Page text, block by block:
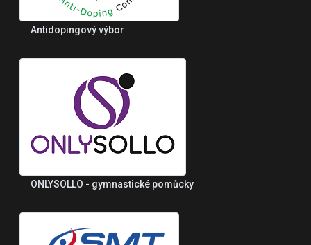
Antidopingový výbor
ONLYSOLLO - gymnastické pomůcky